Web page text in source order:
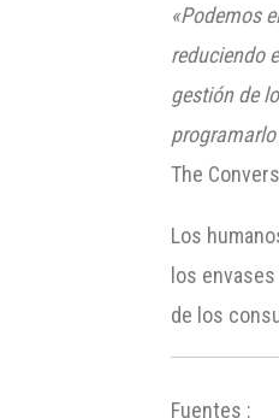
«Podemos
reduciendo
gestión de
The
Los
los
de los
Fuentes :